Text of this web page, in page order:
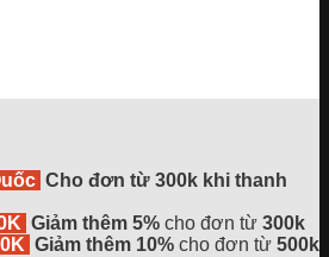
Cho đơn từ 300k khi thanh
Giảm thêm 5% cho đơn từ 300k
Giảm thêm 10% cho đơn từ 500k